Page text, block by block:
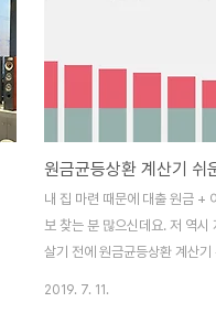
년 행복주택 입주자격과 국민임
조건 및 신청방법에 대해서 알
전용면적 60제곱미터 이하로
택이며 임대기간은 최대 30년
임대료 시세의 60~80% 수준
있기 때문에 부담을 덜 수 있습
복주택은 2년 단위로 계약을 하
내 집 마련 때문에 대출 원금 +
보 찾는 분 많으신데요. 저 역시
살기 전에 원금균등상환 계산기
2019. 7. 11.